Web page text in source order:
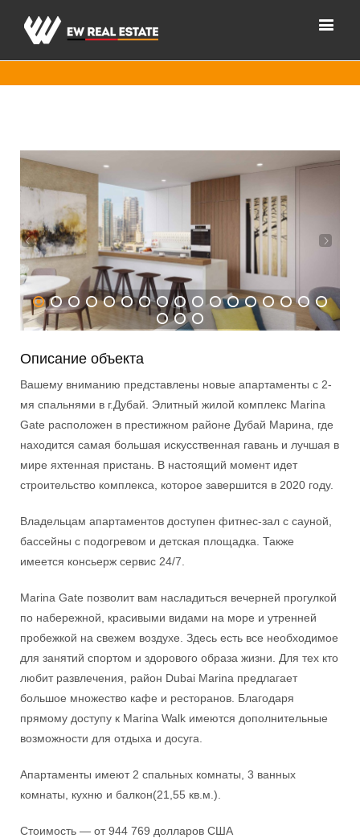
1 2 3 4 5 7 8 9 10 11 13 14 15
17
18 19 20
Описание объекта
Вашему вниманию представлены новые апартаменты с 2-
мя спальнями в г.Дубай. Элитный жилой комплекс Marina
Gate расположен в престижном районе Дубай Марина, где
находится самая большая искусственная гавань и лучшая в
мире яхтенная пристань. В настоящий момент идет
строительство комплекса, которое завершится в 2020 году.
Владельцам апартаментов доступен фитнес-зал с сауной,
бассейны с подогревом и детская площадка. Также
имеется консьерж сервис 24/7.
Marina Gate позволит вам насладиться вечерней прогулкой
по набережной, красивыми видами на море и утренней
пробежкой на свежем воздухе. Здесь есть все необходимое
для занятий спортом и здорового образа жизни. Для тех кто
любит развлечения, район Dubai Marina предлагает
большое множество кафе и ресторанов. Благодаря
прямому доступу к Marina Walk имеются дополнительные
возможности для отдыха и досуга.
Апартаменты имеют 2 спальных комнаты, 3 ванных
комнаты, кухню и балкон(21,55 кв.м.).
Стоимость — от 944 769 долларов США